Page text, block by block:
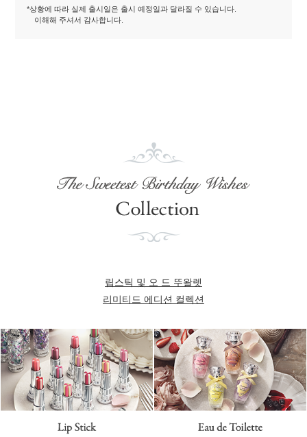
*상황에 따라 실제 출시일은 출시 예정일과 달라질 수 있습니다.
이해해 주셔서 감사합니다.
립스틱 및 오 드 뚜왈렛
리미티드 에디션 컬렉션